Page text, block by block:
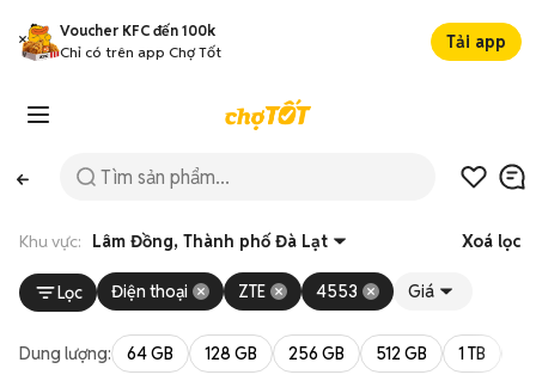
Voucher KFC đến 100k
Chỉ có trên app Chợ Tốt
Tải app
Khu vực: Lâm Đồng, Thành phố Đà Lạt Xoá lọc
Lọc Điện thoại ZTE 4553 Giá
Dung lượng: 64 GB 128 GB 256 GB 512 GB 1 TB